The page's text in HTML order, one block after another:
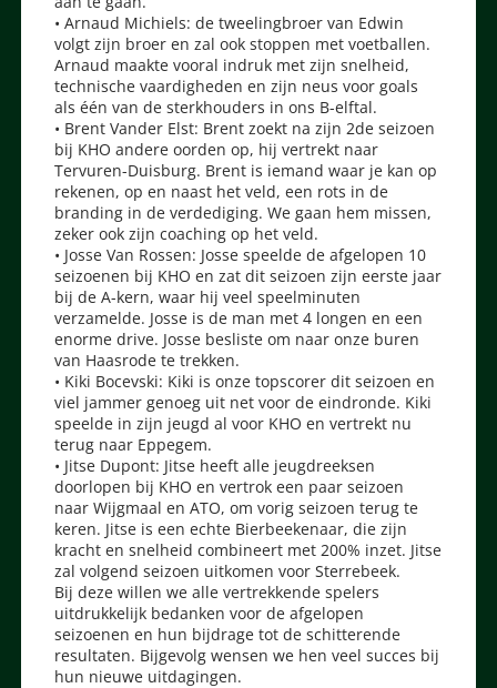
• Arnaud Michiels: de tweelingbroer van Edwin
volgt zijn broer en zal ook stoppen met voetballen.
Arnaud maakte vooral indruk met zijn snelheid,
technische vaardigheden en zijn neus voor goals
als één van de sterkhouders in ons B-elftal.
• Brent Vander Elst: Brent zoekt na zijn 2de seizoen
bij KHO andere oorden op, hij vertrekt naar
Tervuren-Duisburg. Brent is iemand waar je kan op
rekenen, op en naast het veld, een rots in de
branding in de verdediging. We gaan hem missen,
zeker ook zijn coaching op het veld.
• Josse Van Rossen: Josse speelde de afgelopen 10
seizoenen bij KHO en zat dit seizoen zijn eerste jaar
bij de A-kern, waar hij veel speelminuten
verzamelde. Josse is de man met 4 longen en een
enorme drive. Josse besliste om naar onze buren
van Haasrode te trekken.
• Kiki Bocevski: Kiki is onze topscorer dit seizoen en
viel jammer genoeg uit net voor de eindronde. Kiki
speelde in zijn jeugd al voor KHO en vertrekt nu
terug naar Eppegem.
• Jitse Dupont: Jitse heeft alle jeugdreeksen
doorlopen bij KHO en vertrok een paar seizoen
naar Wijgmaal en ATO, om vorig seizoen terug te
keren. Jitse is een echte Bierbeekenaar, die zijn
kracht en snelheid combineert met 200% inzet. Jitse
zal volgend seizoen uitkomen voor Sterrebeek.
Bij deze willen we alle vertrekkende spelers
uitdrukkelijk bedanken voor de afgelopen
seizoenen en hun bijdrage tot de schitterende
resultaten. Bijgevolg wensen we hen veel succes bij
hun nieuwe uitdagingen.